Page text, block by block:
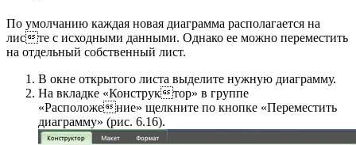
По умолчанию каждая новая диаграмма располагается на
листе с исходными данными. Однако ее можно переместить
на отдельный собственный лист.
В окне открытого листа выделите нужную диаграмму.
На вкладке «Конструктор» в группе
«Расположение» щелкните по кнопке «Переместить
диаграмму» (рис. 6.16).